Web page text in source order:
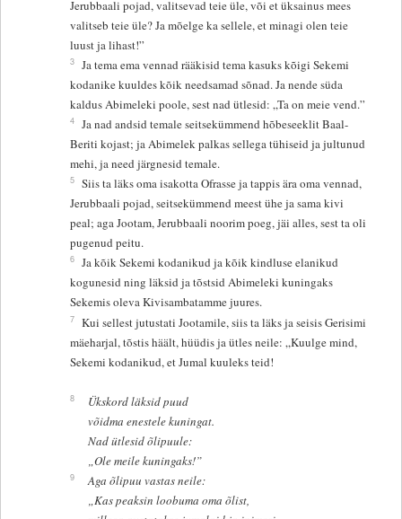
Jerubbaali pojad, valitsevad teie üle, või et üksainus mees
valitseb teie üle? Ja mõelge ka sellele, et minagi olen teie
luust ja lihast!”
3 Ja tema ema vennad rääkisid tema kasuks kõigi Sekemi
kodanike kuuldes kõik needsamad sõnad. Ja nende süda
kaldus Abimeleki poole, sest nad ütlesid: „Ta on meie vend.”
4 Ja nad andsid temale seitsekümmend hõbeseeklit Baal-
Beriti kojast; ja Abimelek palkas sellega tühiseid ja jultunud
mehi, ja need järgnesid temale.
5 Siis ta läks oma isakotta Ofrasse ja tappis ära oma vennad,
Jerubbaali pojad, seitsekümmend meest ühe ja sama kivi
peal; aga Jootam, Jerubbaali noorim poeg, jäi alles, sest ta oli
pugenud peitu.
6 Ja kõik Sekemi kodanikud ja kõik kindluse elanikud
kogunesid ning läksid ja tõstsid Abimeleki kuningaks
Sekemis oleva Kivisambatamme juures.
7 Kui sellest jutustati Jootamile, siis ta läks ja seisis Gerisimi
mäeharjal, tõstis häält, hüüdis ja ütles neile: „Kuulge mind,
Sekemi kodanikud, et Jumal kuuleks teid!
8
Ükskord läksid puud
võidma enestele kuningat.
Nad ütlesid õlipuule:
„Ole meile kuningaks!”
9
Aga õlipuu vastas neile:
„Kas peaksin loobuma oma õlist,